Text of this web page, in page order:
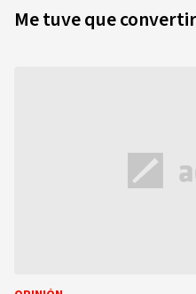
Me tuve que